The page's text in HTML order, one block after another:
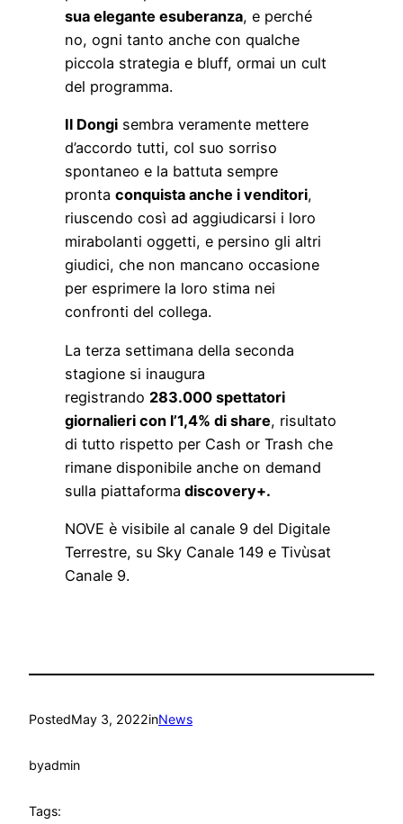
sua elegante esuberanza, e perché
no, ogni tanto anche con qualche
piccola strategia e bluff, ormai un cult
del programma.
Il Dongi sembra veramente mettere
d’accordo tutti, col suo sorriso
spontaneo e la battuta sempre
pronta conquista anche i venditori,
riuscendo così ad aggiudicarsi i loro
mirabolanti oggetti, e persino gli altri
giudici, che non mancano occasione
per esprimere la loro stima nei
confronti del collega.
La terza settimana della seconda
stagione si inaugura
registrando 283.000 spettatori
giornalieri con l’1,4% di share, risultato
di tutto rispetto per Cash or Trash che
rimane disponibile anche on demand
sulla piattaforma discovery+.
NOVE è visibile al canale 9 del Digitale
Terrestre, su Sky Canale 149 e Tivùsat
Canale 9.
PostedMay 3, 2022inNews
byadmin
Tags: